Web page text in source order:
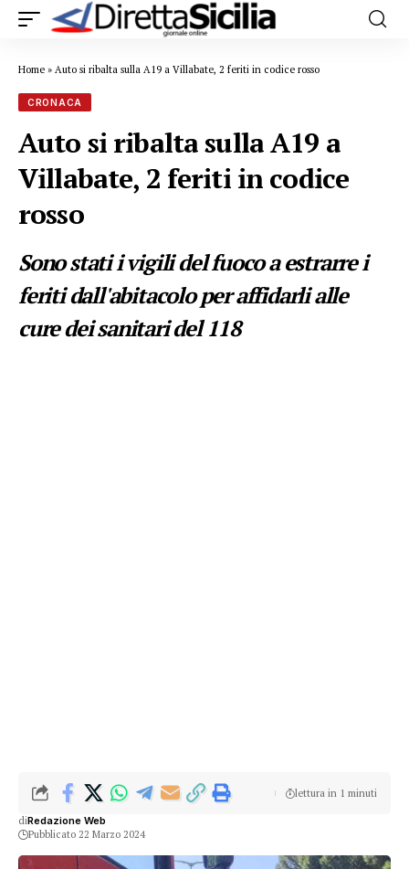
Home » Auto si ribalta sulla A19 a Villabate, 2 feriti in codice rosso
CRONACA
Auto si ribalta sulla A19 a
Villabate, 2 feriti in codice
rosso
Sono stati i vigili del fuoco a estrarre i
feriti dall'abitacolo per affidarli alle
cure dei sanitari del 118
diRedazione Web
Pubblicato 22 Marzo 2024
lettura in 1 minuti